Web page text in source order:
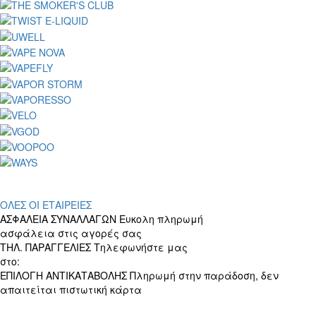
ΟΛΕΣ ΟΙ ΕΤΑΙΡΕΙΕΣ
ΑΣΦΑΛΕΙΑ ΣΥΝΑΛΛΑΓΩΝ Ευκολη πληρωμή
ασφάλεια στις αγορές σας
ΤΗΛ. ΠΑΡΑΓΓΕΛΙΕΣ Τηλεφωνήστε μας
στο:
ΕΠΙΛΟΓΗ ΑΝΤΙΚΑΤΑΒΟΛΗΣ Πληρωμή στην παράδοση, δεν
απαιτείται πιστωτική κάρτα